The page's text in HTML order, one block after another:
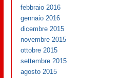
febbraio 2016
gennaio 2016
dicembre 2015
novembre 2015
ottobre 2015
settembre 2015
agosto 2015